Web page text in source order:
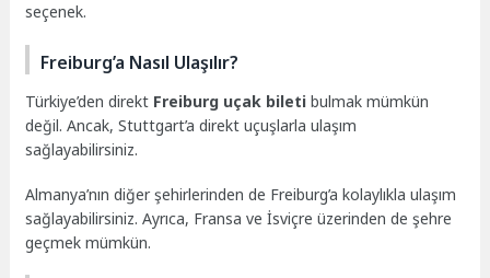
seçenek.
Freiburg’a Nasıl Ulaşılır?
Türkiye’den direkt Freiburg uçak bileti bulmak mümkün
değil. Ancak, Stuttgart’a direkt uçuşlarla ulaşım
sağlayabilirsiniz.
Almanya’nın diğer şehirlerinden de Freiburg’a kolaylıkla ulaşım
sağlayabilirsiniz. Ayrıca, Fransa ve İsviçre üzerinden de şehre
geçmek mümkün.